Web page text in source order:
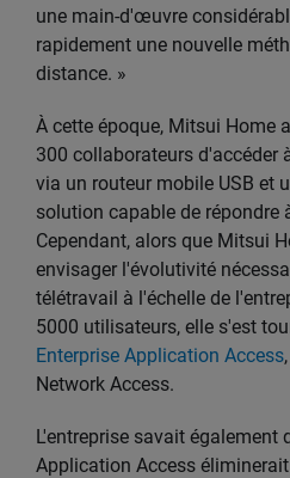
une main-d'œuvre
rapidement une nouvelle
distance. »
À cette époque, Mitsui Home
300 collaborateurs d'accéder
via un routeur mobile USB et
solution capable de répondre
Cependant, alors que Mitsui
envisager l'évolutivité
télétravail à l'échelle de
5000 utilisateurs, elle s'est
Enterprise Application Access
Network Access.
L'entreprise savait également
Application Access